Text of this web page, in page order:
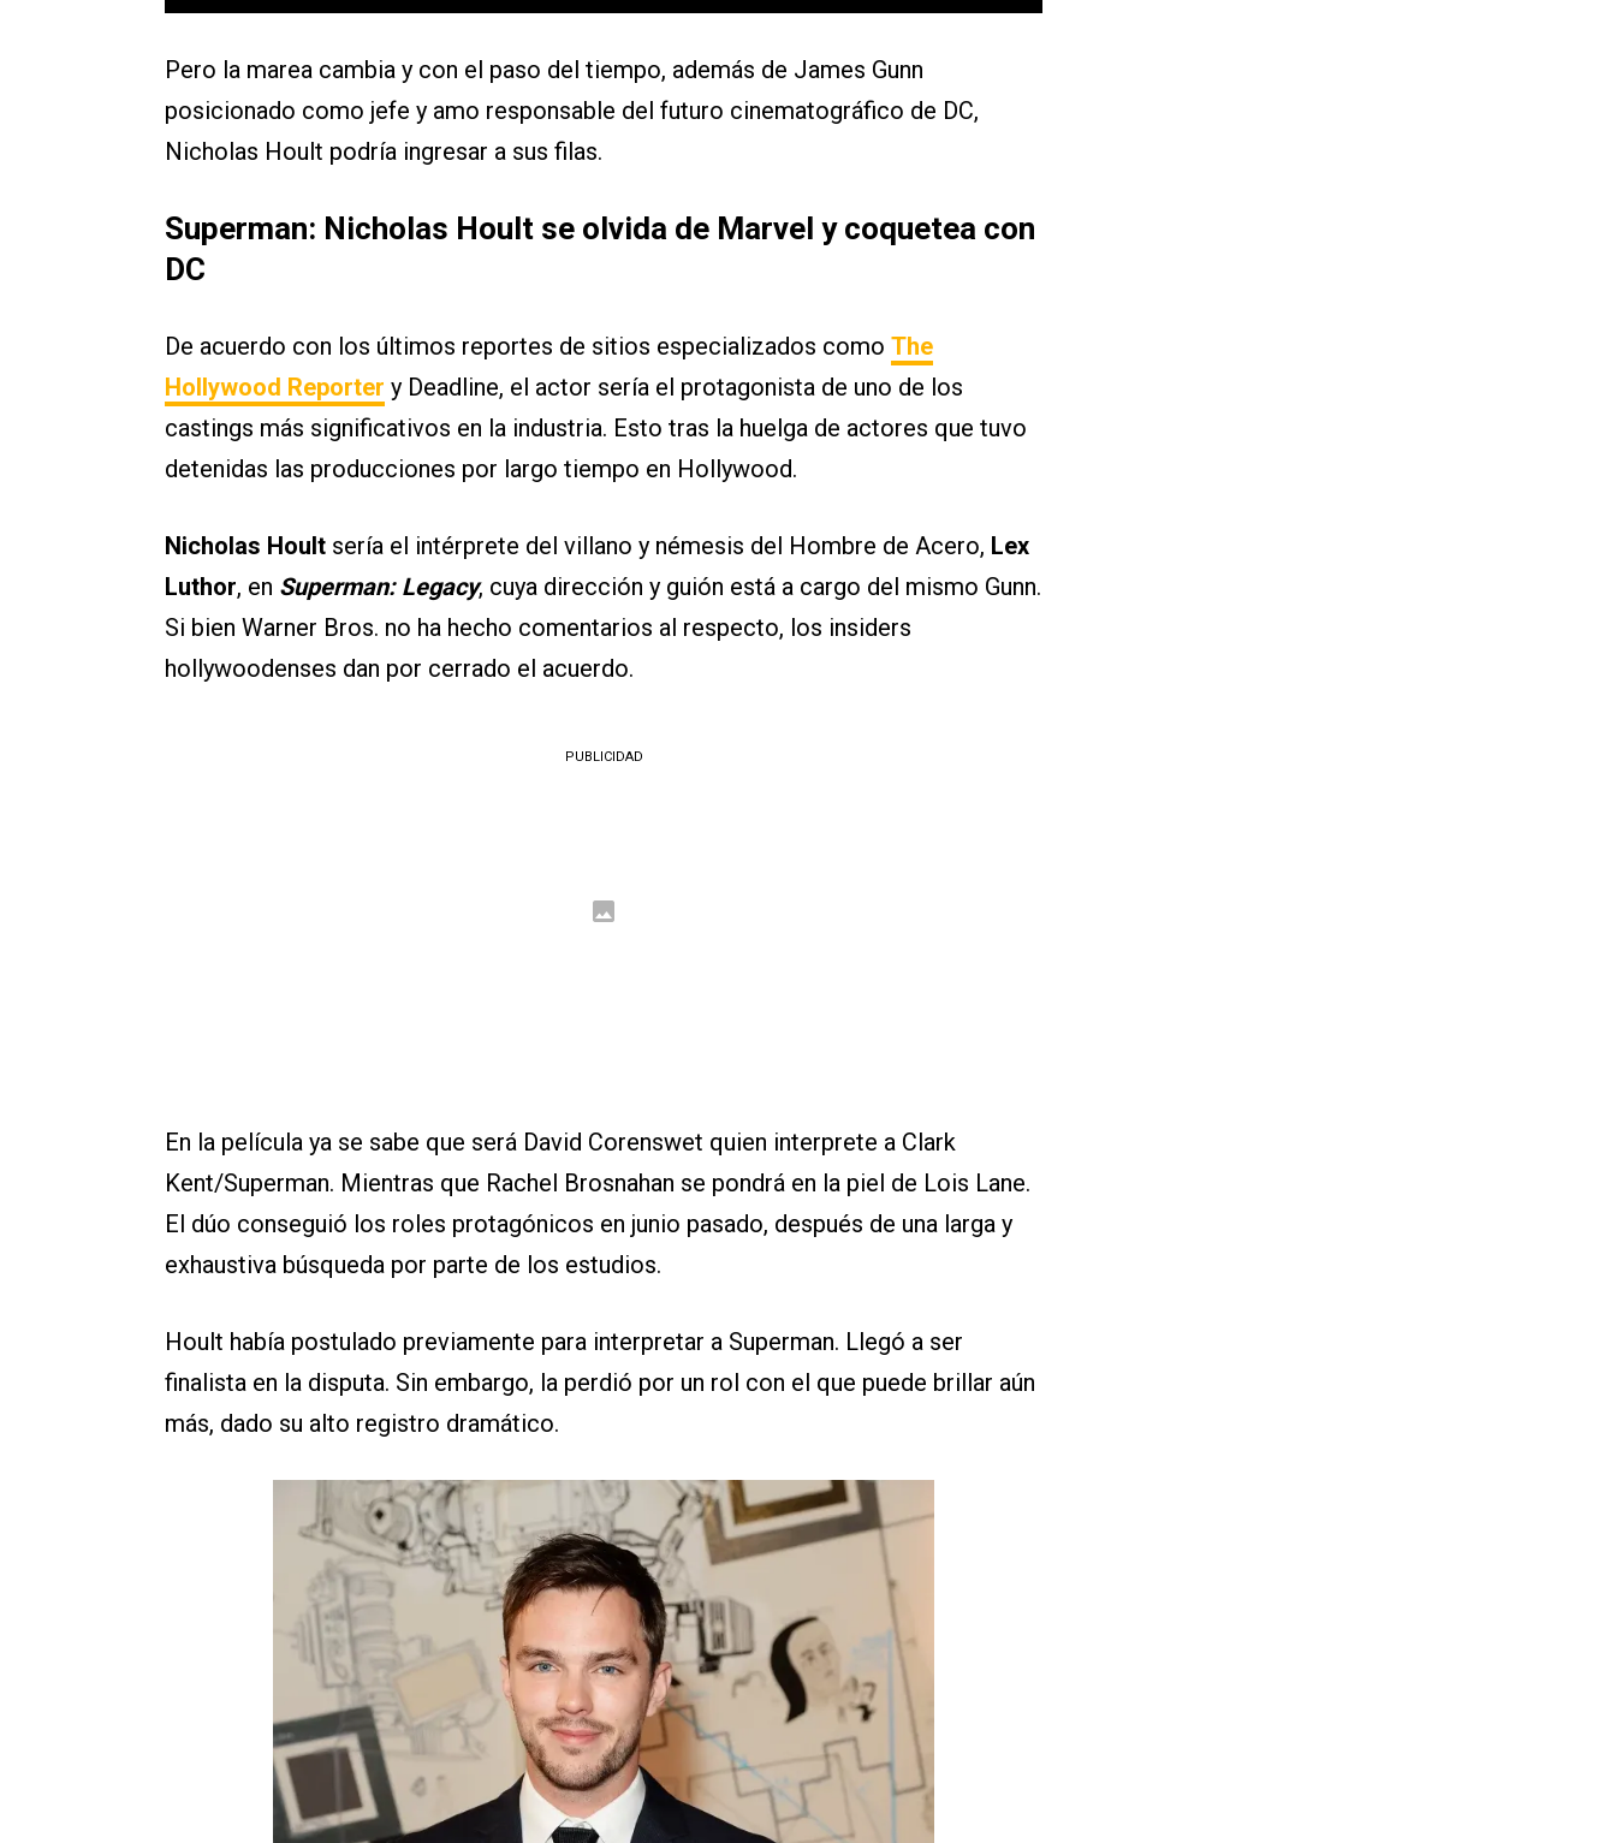
Pero la marea cambia y con el paso del tiempo, además de James Gunn
posicionado como jefe y amo responsable del futuro cinematográfico de DC,
Nicholas Hoult podría ingresar a sus filas.
Superman: Nicholas Hoult se olvida de Marvel y coquetea con
DC
De acuerdo con los últimos reportes de sitios especializados como The
Hollywood Reporter y Deadline, el actor sería el protagonista de uno de los
castings más significativos en la industria. Esto tras la huelga de actores que tuvo
detenidas las producciones por largo tiempo en Hollywood.
Nicholas Hoult sería el intérprete del villano y némesis del Hombre de Acero, Lex
Luthor, en Superman: Legacy, cuya dirección y guión está a cargo del mismo Gunn.
Si bien Warner Bros. no ha hecho comentarios al respecto, los insiders
hollywoodenses dan por cerrado el acuerdo.
PUBLICIDAD
En la película ya se sabe que será David Corenswet quien interprete a Clark
Kent/Superman. Mientras que Rachel Brosnahan se pondrá en la piel de Lois Lane.
El dúo conseguió los roles protagónicos en junio pasado, después de una larga y
exhaustiva búsqueda por parte de los estudios.
Hoult había postulado previamente para interpretar a Superman. Llegó a ser
finalista en la disputa. Sin embargo, la perdió por un rol con el que puede brillar aún
más, dado su alto registro dramático.